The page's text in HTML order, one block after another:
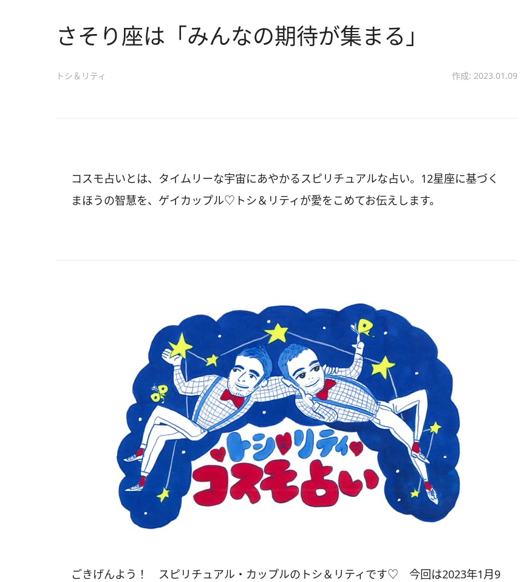
さそり座は「みんなの期待が集まる」
トシ＆リティ 作成: 2023.01.09
コスモ占いとは、タイムリーな宇宙にあやかるスピリチュアルな占い。12星座に基づく
まほうの智慧を、ゲイカップル♡トシ＆リティが愛をこめてお伝えします。
ごきげんよう！ スピリチュアル・カップルのトシ＆リティです♡ 今回は2023年1月9